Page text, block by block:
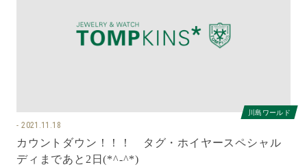
川島ワールド
2021.11.18
カウントダウン！！！ タグ・ホイヤースペシャル
ディまであと2日(*^-^*)